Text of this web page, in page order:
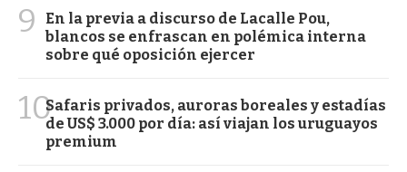
9
En la previa a discurso de Lacalle Pou,
blancos se enfrascan en polémica interna
sobre qué oposición ejercer
10Safaris privados, auroras boreales y estadías
de US$ 3.000 por día: así viajan los uruguayos
premium